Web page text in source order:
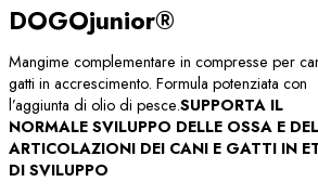
DOGOjunior®
Mangime complementare in compresse per
gatti in accrescimento. Formula potenziata con
l’aggiunta di olio di pesce.SUPPORTA IL
NORMALE SVILUPPO DELLE OSSA E
ARTICOLAZIONI DEI CANI E GATTI IN
DI SVILUPPO